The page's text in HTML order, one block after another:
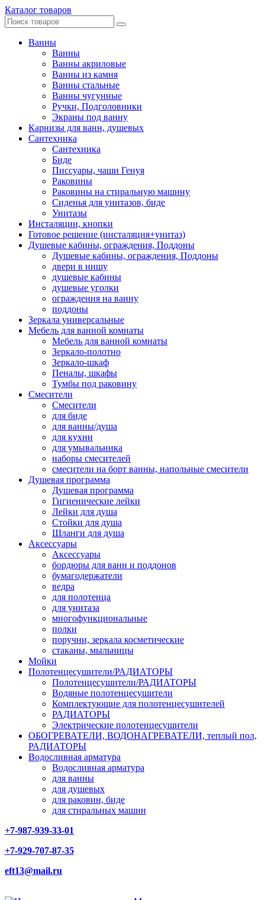
Каталог товаров
Ванны
Ванны
Ванны акриловые
Ванны из камня
Ванны стальные
Ванны чугунные
Ручки, Подголовники
Экраны под ванну
Карнизы для ванн, душевых
Сантехника
Сантехника
Биде
Писсуары, чаши Генуя
Раковины
Раковины на стиральную машину
Сиденья для унитазов, биде
Унитазы
Инсталяции, кнопки
Готовое решение (инсталяция+унитаз)
Душевые кабины, ограждения, Поддоны
Душевые кабины, ограждения, Поддоны
двери в нишу
душевые кабины
душевые уголки
ограждения на ванну
поддоны
Зеркала универсальные
Мебель для ванной комнаты
Мебель для ванной комнаты
Зеркало-полотно
Зеркало-шкаф
Пеналы, шкафы
Тумбы под раковину
Смесители
Смесители
для биде
для ванны/душа
для кухни
для умывальника
наборы смесителей
смесители на борт ванны, напольные смесители
Душевая программа
Душевая программа
Гигиенические лейки
Лейки для душа
Стойки для душа
Шланги для душа
Аксессуары
Аксессуары
бордюры для ванн и поддонов
бумагодержатели
ведра
для полотенца
для унитаза
многофункциональные
полки
поручни, зеркала косметические
стаканы, мыльницы
Мойки
Полотенцесушители/РАДИАТОРЫ
Полотенцесушители/РАДИАТОРЫ
Водяные полотенцесушители
Комплектующие для полотенцесушителей
РАДИАТОРЫ
Электрические полотенцесушители
ОБОГРЕВАТЕЛИ, ВОДОНАГРЕВАТЕЛИ, теплый пол,
РАДИАТОРЫ
Водосливная арматура
Водосливная арматура
для ванны
для душевых
для раковин, биде
для стиральных машин
+7-987-939-33-01
+7-929-707-87-35
eft13@mail.ru